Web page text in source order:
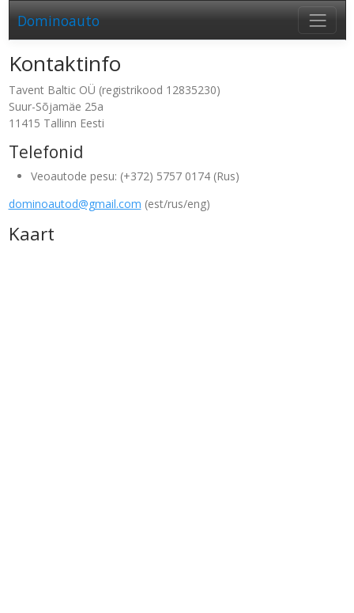
Dominoauto
Kontaktinfo
Tavent Baltic OÜ (registrikood 12835230)
Suur-Sõjamäe 25a
11415 Tallinn Eesti
Telefonid
Veoautode pesu: (+372) 5757 0174 (Rus)
dominoautod@gmail.com (est/rus/eng)
Kaart